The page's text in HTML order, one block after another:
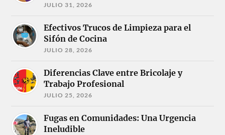
JULIO 31, 2026
Efectivos Trucos de Limpieza para el
Sifón de Cocina
JULIO 28, 2026
Diferencias Clave entre Bricolaje y
Trabajo Profesional
JULIO 25, 2026
Fugas en Comunidades: Una Urgencia
Ineludible